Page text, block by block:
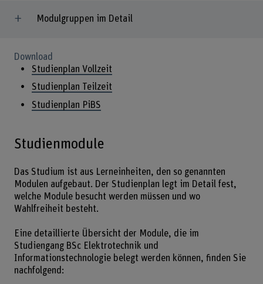
Modulgruppen im Detail
Download
Studienplan Vollzeit
Studienplan Teilzeit
Studienplan PiBS
Studienmodule
Das Studium ist aus Lerneinheiten, den so genannten
Modulen aufgebaut. Der Studienplan legt im Detail fest,
welche Module besucht werden müssen und wo
Wahlfreiheit besteht.
Eine detaillierte Übersicht der Module, die im
Studiengang BSc Elektrotechnik und
Informationstechnologie belegt werden können, finden Sie
nachfolgend: